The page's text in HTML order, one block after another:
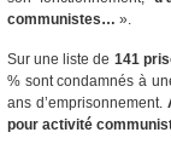
communistes… ».
Sur une liste de 141
% sont condamnés à
ans d’emprisonnement.
pour activité